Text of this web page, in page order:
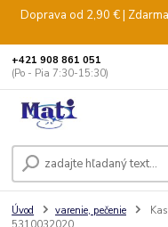
Doprava od 2,90 € |
+421 908 861 051
(Po - Pia 7:30-15:30)
Úvod varenie, pečenie